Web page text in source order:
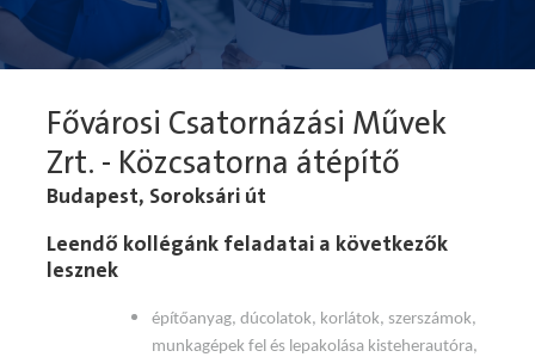
Fővárosi Csatornázási Művek
Zrt. - Közcsatorna átépítő
Budapest, Soroksári út
Leendő kollégánk feladatai a következők
lesznek
építőanyag, dúcolatok, korlátok, szerszámok,
munkagépek fel és lepakolása kisteherautóra,